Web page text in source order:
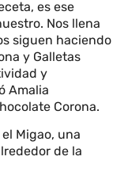
es ese
Nos llena
siguen haciendo
y Galletas
y
Amalia
Corona.
Migao, una
de la